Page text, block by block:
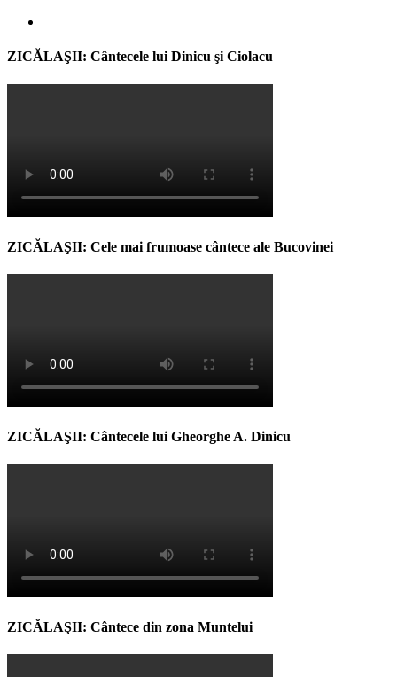
ZICĂLAŞII: Cântecele lui Dinicu şi Ciolacu
ZICĂLAŞII: Cele mai frumoase cântece ale Bucovinei
ZICĂLAŞII: Cântecele lui Gheorghe A. Dinicu
ZICĂLAŞII: Cântece din zona Muntelui